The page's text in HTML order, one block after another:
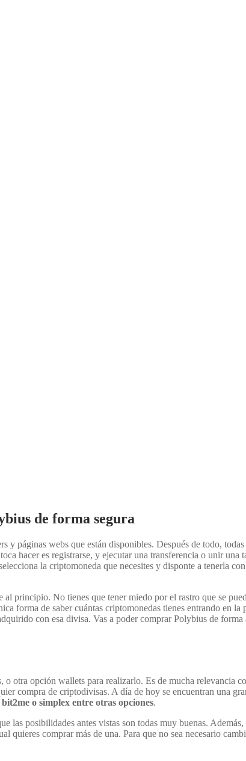
de forma segura
y páginas webs que están disponibles. Después de todo, todas
hacer es registrarse, y ejecutar una transferencia o unir una
la criptomoneda que necesites y disponte a tenerla
al principio. No tienes que tener miedo por el rastro que se
forma de saber cuántas criptomonedas tienes entrando en la
con esa divisa. Vas a poder comprar Polybius de forma
otra opción wallets para realizarlo. Es de mucha relevancia
compra de criptodivisas. A día de hoy se encuentran una
o simplex entre otras opciones.
las posibilidades antes vistas son todas muy buenas. Además,
quieres comprar más de una. Para que no sea necesario